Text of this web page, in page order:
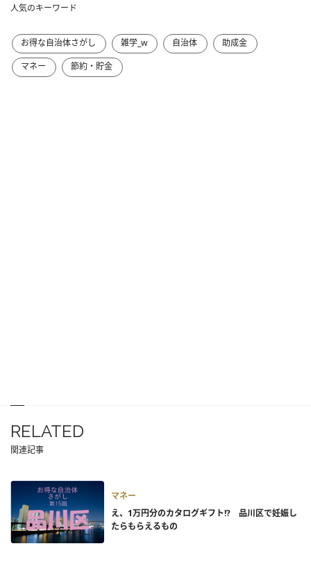
人気のキーワード
お得な自治体さがし 雑学_w 自治体
助成金
マネー
節約・貯金
RELATED
関連記事
マネー
え、1万円分のカタログギフト!? 品川区で妊娠し
たらもらえるもの